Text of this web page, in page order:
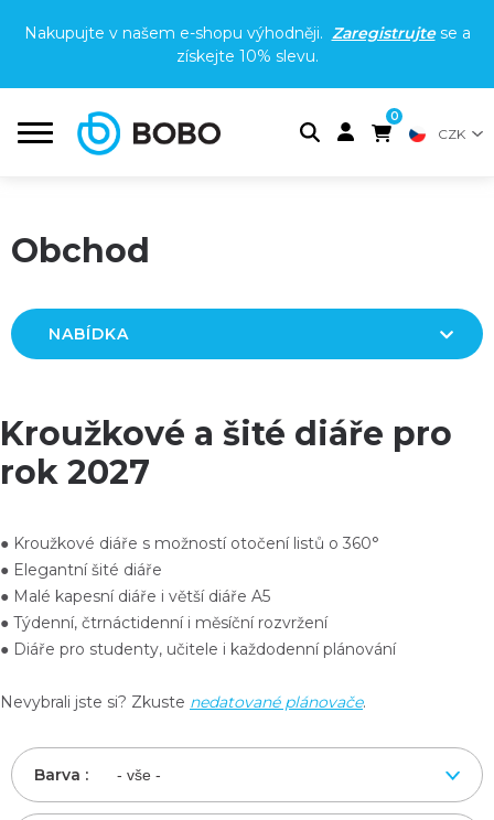
Nakupujte v našem e-shopu výhodněji. Zaregistrujtese a
získejte 10% slevu.
0
CZK
Obchod
NABÍDKA
Kroužkové a šité diáře pro
rok 2027
● Kroužkové diáře s možností otočení listů o 360°
● Elegantní šité diáře
● Malé kapesní diáře i větší diáře A5
● Týdenní, čtrnáctidenní i měsíční rozvržení
● Diáře pro studenty, učitele i každodenní plánování
Nevybrali jste si? Zkuste nedatované plánovače.
Barva :